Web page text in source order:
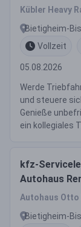
Kübler Heavy
Bietigheim-
Vollzeit
05.08.2026
Werde
und steuere
Genieße
ein kollegiales
kfz-
Autohaus
Autohaus Otto
Bietigheim-